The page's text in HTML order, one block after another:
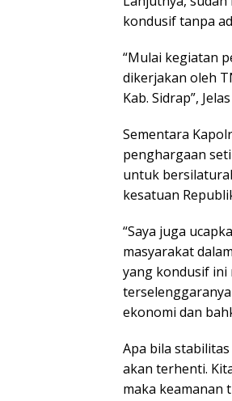
kondusif tanpa
“Mulai kegiatan
dikerjakan oleh
Kab. Sidrap”,
Sementara
penghargaan
untuk
kesatuan
“Saya juga
masyarakat
yang kondusif ini
ekonomi dan
Apa bila
akan terhenti.
maka keamanan